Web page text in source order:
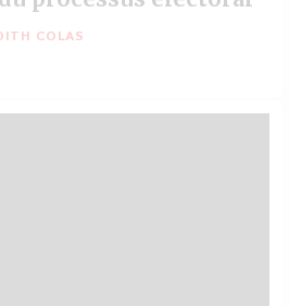
COLAS